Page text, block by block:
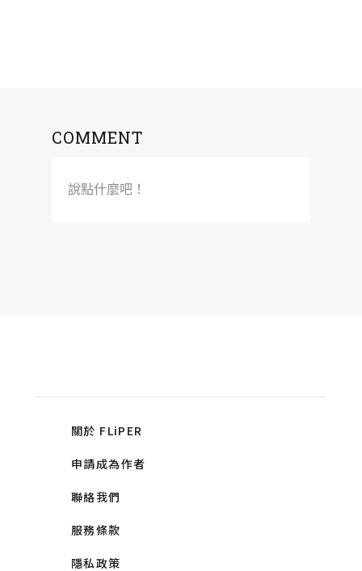
COMMENT
說點什麼吧！
關於 FLiPER
申請成為作者
聯絡我們
服務條款
隱私政策